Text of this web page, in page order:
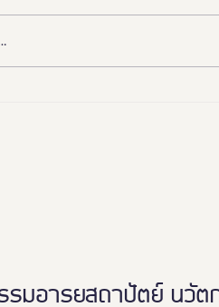
รมอารยสถาปัตย์ นวัต